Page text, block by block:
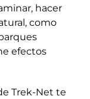
hacer
como
efectos
Trek-Net te